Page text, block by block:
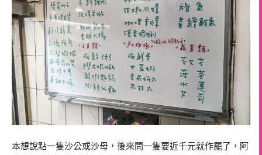
本想說點一隻沙公或沙母，後來問一隻要近千元就作罷了，阿